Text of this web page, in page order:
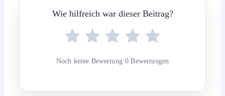
Wie hilfreich war dieser Beitrag?
Noch keine Bewertung·0 Bewertungen